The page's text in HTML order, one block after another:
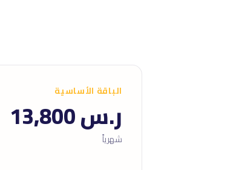
الباقة الأساسية
ر.س 13,800
شهرياً